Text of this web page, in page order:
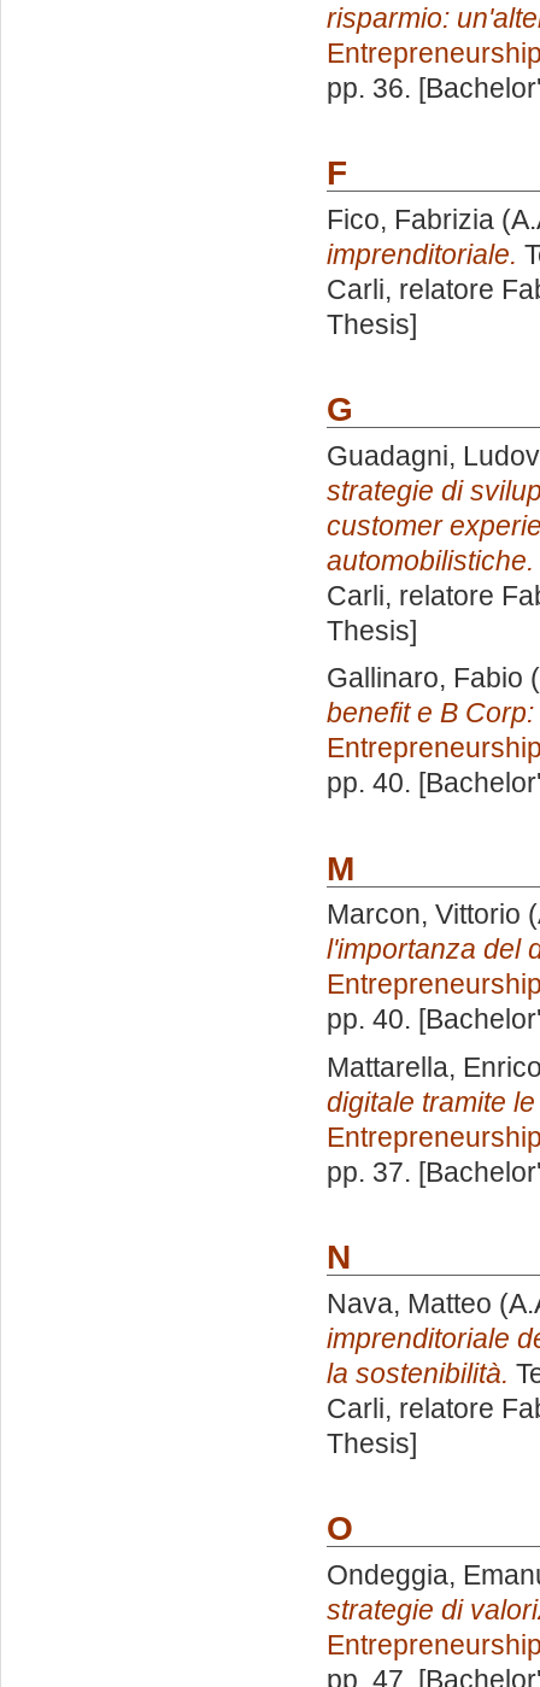
risparmio:
pp. 36.
F
Fico, Fabrizia
imprenditoriale.
Carli, relatore
Thesis]
G
Guadagni,
strategie di
customer
automobilistiche.
Carli, relatore
Thesis]
Gallinaro, Fabio
benefit e B
pp. 40.
M
Marcon, Vittorio
l'importanza del
pp. 40.
Mattarella,
digitale tramite
pp. 37.
N
Nava, Matteo
imprenditoriale
la sostenibilità.
Carli, relatore
Thesis]
O
Ondeggia,
strategie di
pp. 47.